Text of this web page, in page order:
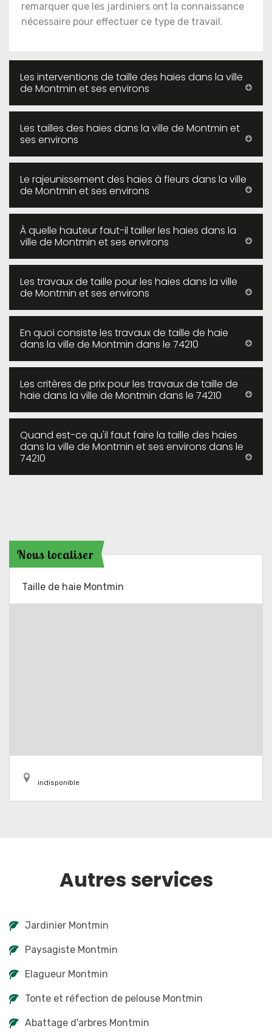
remarquer que les jardiniers ont la connaissance
nécessaire pour effectuer ce type de travail.
Les interventions de taille des haies dans la ville
de Montmin et ses environs
Les tailles des haies dans la ville de Montmin et
ses environs
Le rajeunissement des haies à fleurs dans la ville
de Montmin et ses environs
À quelle hauteur faut-il tailler les haies dans la
ville de Montmin et ses environs
Les travaux de taille pour les haies dans la ville
de Montmin et ses environs
En quoi consiste les travaux de taille de haie
dans la ville de Montmin dans le 74210
Les critères de prix pour les travaux de taille de
haie dans la ville de Montmin dans le 74210
Quand est-ce qu'il faut faire la taille des haies
dans la ville de Montmin et ses environs dans le
74210
Nous localiser
Taille de haie Montmin
indisponible
Autres services
Jardinier Montmin
Paysagiste Montmin
Elagueur Montmin
Tonte et réfection de pelouse Montmin
Abattage d'arbres Montmin